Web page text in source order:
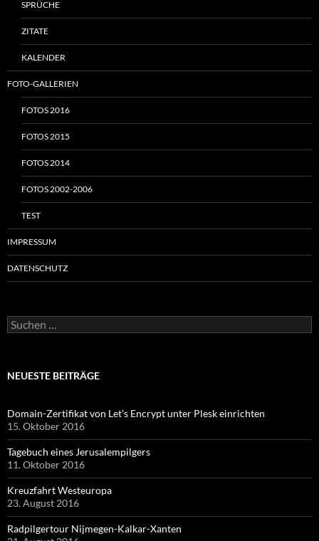
SPRÜCHE
ZITATE
KALENDER
FOTO-GALLERIEN
FOTOS 2016
FOTOS 2015
FOTOS 2014
FOTOS 2002-2006
TEST
IMPRESSUM
DATENSCHUTZ
Suchen
nach:
NEUESTE BEITRÄGE
Domain-Zertifikat von Let’s Encrypt unter Plesk einrichten
15. Oktober 2016
Tagebuch eines Jerusalempilgers
11. Oktober 2016
Kreuzfahrt Westeuropa
23. August 2016
Radpilgertour Nijmegen-Kalkar-Xanten